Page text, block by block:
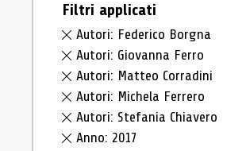
Filtri applicati
Autori: Federico Borgna
Autori: Giovanna Ferro
Autori: Matteo Corradini
Autori: Michela Ferrero
Autori: Stefania Chiavero
Anno: 2017